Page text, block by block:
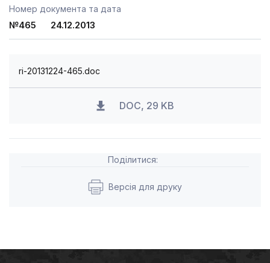
Номер документа та дата
№465 24.12.2013
ri-20131224-465.doc
DOC, 29 KB
Поділитися:
Версія для друку